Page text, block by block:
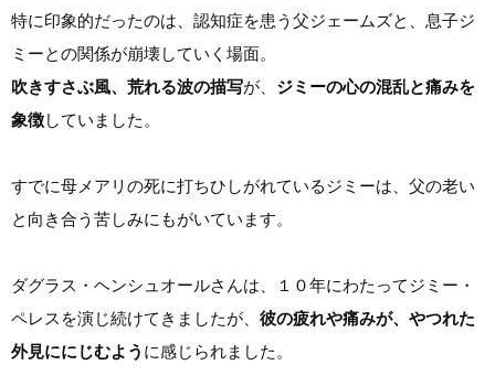
特に印象的だったのは、認知症を患う父ジェームズと、息子ジ
ミーとの関係が崩壊していく場面。
吹きすさぶ風、荒れる波の描写が、 ジミーの心の混乱と痛みを
象徴していました。
すでに母メアリの死に打ちひしがれているジミーは、父の老い
と向き合う苦しみにもがいています。
ダグラス・ヘンシュオールさんは、１０年にわたってジミー・
ペレスを演じ続けてきましたが、 彼の疲れや痛みが、やつれた
外見ににじむよう に感じられました。